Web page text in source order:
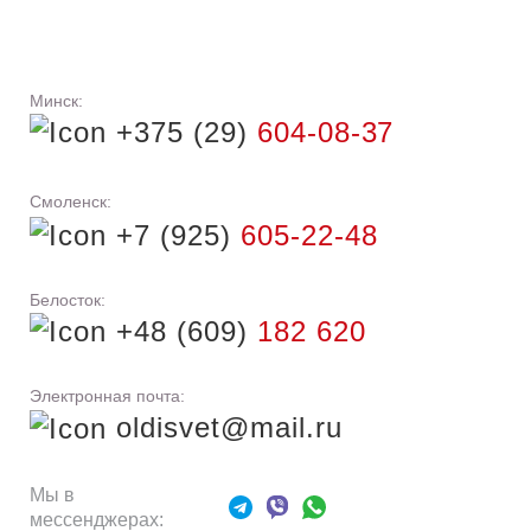
Минск:
+375 (29) 604-08-37
Смоленск:
+7 (925) 605-22-48
Белосток:
+48 (609) 182 620
Электронная почта:
oldisvet@mail.ru
Мы в
мессенджерах: